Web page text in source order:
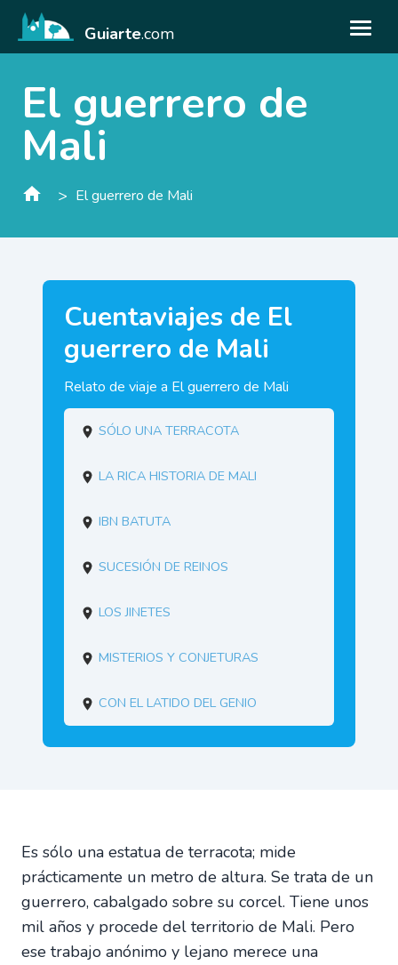
Guiarte.com
El guerrero de
Mali
> El guerrero de Mali
Cuentaviajes de El
guerrero de Mali
Relato de viaje a El guerrero de Mali
Sólo una terracota
La rica historia de Mali
Ibn Batuta
Sucesión de reinos
Los jinetes
Misterios y conjeturas
Con el latido del genio
Es sólo una estatua de terracota; mide
prácticamente un metro de altura. Se trata de un
guerrero, cabalgado sobre su corcel. Tiene unos
mil años y procede del territorio de Mali. Pero
ese trabajo anónimo y lejano merece una